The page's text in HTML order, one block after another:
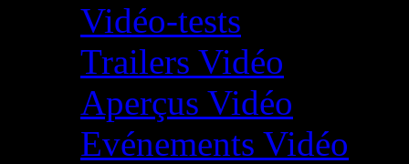
Vidéo-tests
Trailers Vidéo
Aperçus Vidéo
Evénements Vidéo